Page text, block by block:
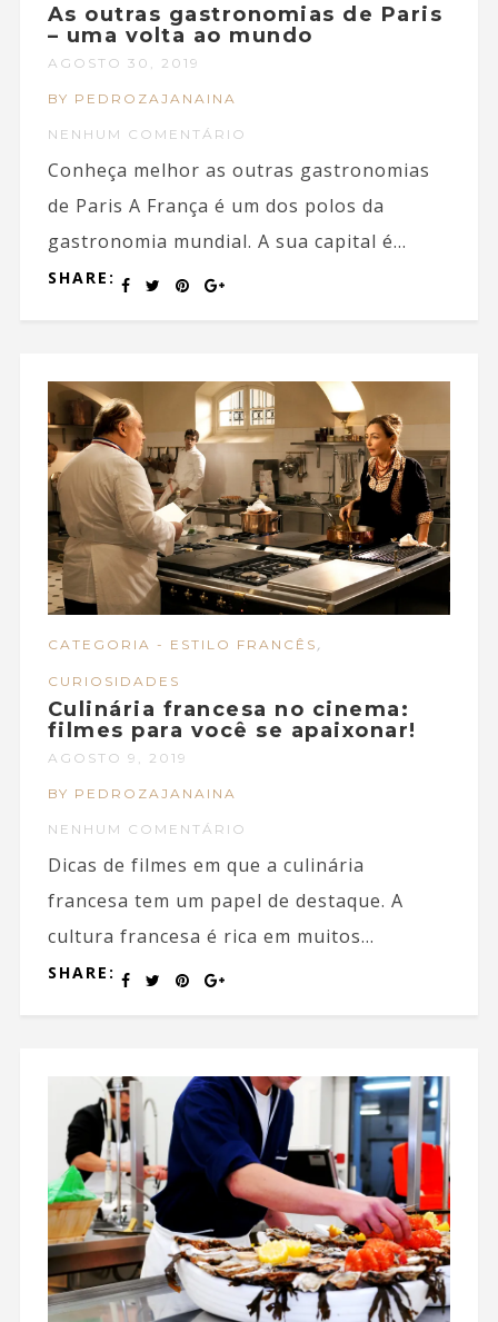
As outras gastronomias de Paris
– uma volta ao mundo
AGOSTO 30, 2019
BY PEDROZAJANAINA
NENHUM COMENTÁRIO
Conheça melhor as outras gastronomias
de Paris A França é um dos polos da
gastronomia mundial. A sua capital é...
SHARE:
CATEGORIA - ESTILO FRANCÊS ,
CURIOSIDADES
Culinária francesa no cinema:
filmes para você se apaixonar!
AGOSTO 9, 2019
BY PEDROZAJANAINA
NENHUM COMENTÁRIO
Dicas de filmes em que a culinária
francesa tem um papel de destaque. A
cultura francesa é rica em muitos...
SHARE: